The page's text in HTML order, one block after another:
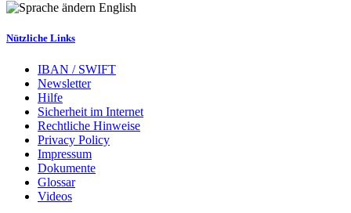
English
Nützliche Links
IBAN / SWIFT
Newsletter
Hilfe
Sicherheit im Internet
Rechtliche Hinweise
Privacy Policy
Impressum
Dokumente
Glossar
Videos